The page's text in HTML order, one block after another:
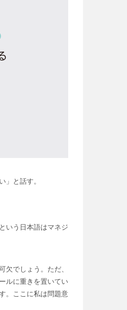
」と話す。
いう日本語はマネジ
欠でしょう。ただ、
ルに重きを置いてい
。ここに私は問題意